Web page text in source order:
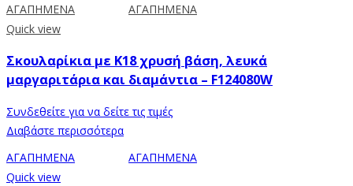
ΑΓΑΠΗΜΕΝΑ
ΑΓΑΠΗΜΕΝΑ
Quick view
Σκουλαρίκια με Κ18 χρυσή βάση, λευκά
μαργαριτάρια και διαμάντια – F124080W
Συνδεθείτε για να δείτε τις τιμές
Διαβάστε περισσότερα
ΑΓΑΠΗΜΕΝΑ
ΑΓΑΠΗΜΕΝΑ
Quick view